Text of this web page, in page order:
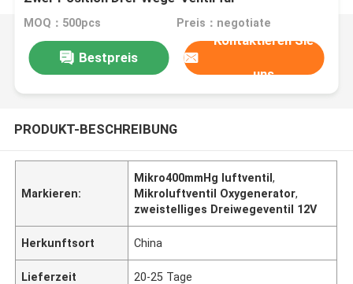
Sauerstoffgenerator
MOQ：500pcs Preis：negotiate
Bestpreis
Kontaktieren Sie
uns
PRODUKT-BESCHREIBUNG
Markieren:
Mikro400mmHg luftventil,
Mikroluftventil Oxygenerator,
zweistelliges Dreiwegeventil 12V
Herkunftsort China
Lieferzeit 20-25 Tage